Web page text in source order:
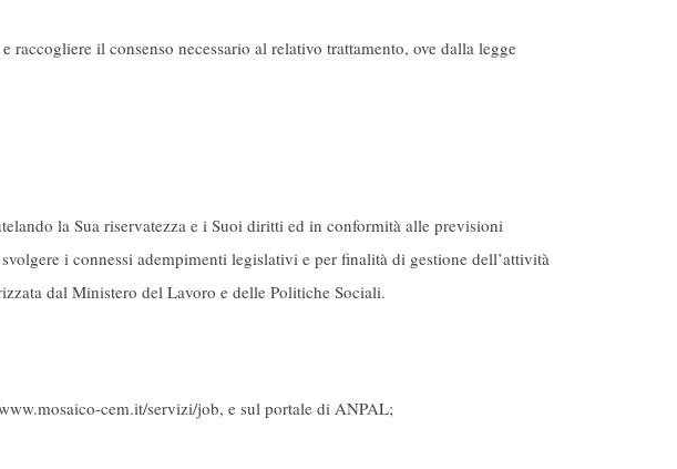
il consenso necessario al relativo trattamento, ove dalla legge
la Sua riservatezza e i Suoi diritti ed in conformità alle previsioni
i connessi adempimenti legislativi e per finalità di gestione dell’attività
dal Ministero del Lavoro e delle Politiche Sociali.
cem.it/servizi/job, e sul portale di ANPAL;